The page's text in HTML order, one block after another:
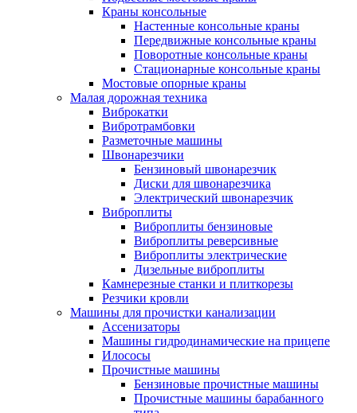
Краны консольные
Настенные консольные краны
Передвижные консольные краны
Поворотные консольные краны
Стационарные консольные краны
Мостовые опорные краны
Малая дорожная техника
Виброкатки
Вибротрамбовки
Разметочные машины
Швонарезчики
Бензиновый швонарезчик
Диски для швонарезчика
Электрический швонарезчик
Виброплиты
Виброплиты бензиновые
Виброплиты реверсивные
Виброплиты электрические
Дизельные виброплиты
Камнерезные станки и плиткорезы
Резчики кровли
Машины для прочистки канализации
Ассенизаторы
Машины гидродинамические на прицепе
Илососы
Прочистные машины
Бензиновые прочистные машины
Прочистные машины барабанного